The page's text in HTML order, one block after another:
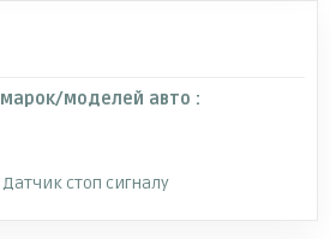
моделей авто :
Датчик стоп сигналу